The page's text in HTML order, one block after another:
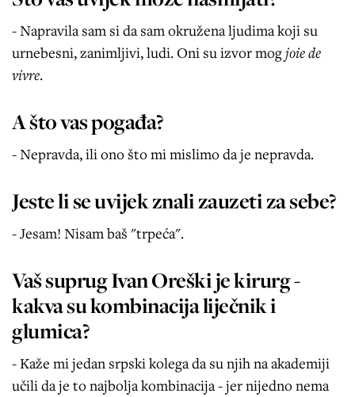
- Napravila sam si da sam okružena ljudima koji su
urnebesni, zanimljivi, ludi. Oni su izvor mogjoie de
vivre.
A što vas pogađa?
- Nepravda, ili ono što mi mislimo da je nepravda.
Jeste li se uvijek znali zauzeti za sebe?
- Jesam! Nisam baš "trpeća".
Vaš suprug Ivan Oreški je kirurg -
kakva su kombinacija liječnik i
glumica?
- Kaže mi jedan srpski kolega da su njih na akademiji
učili da je to najbolja kombinacija - jer nijedno nema